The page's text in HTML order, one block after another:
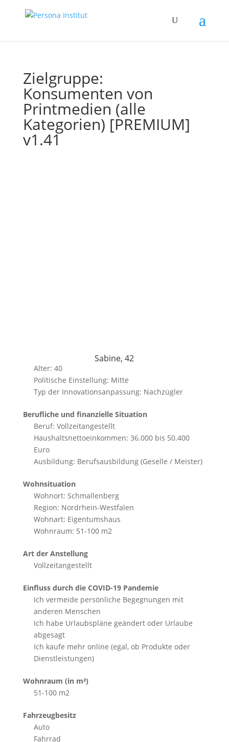
Zielgruppe:
Konsumenten von
Printmedien (alle
Kategorien) [PREMIUM]
v1.41
Sabine, 42
Alter: 40
Politische Einstellung: Mitte
Typ der Innovationsanpassung: Nachzügler
Berufliche und finanzielle Situation
Beruf: Vollzeitangestellt
Haushaltsnettoeinkommen: 36.000 bis 50.400
Euro
Ausbildung: Berufsausbildung (Geselle / Meister)
Wohnsituation
Wohnort: Schmallenberg
Region: Nordrhein-Westfalen
Wohnart: Eigentumshaus
Wohnraum: 51-100 m2
Art der Anstellung
Vollzeitangestellt
Einfluss durch die COVID-19 Pandemie
Ich vermeide persönliche Begegnungen mit
anderen Menschen
Ich habe Urlaubspläne geändert oder Urlaube
abgesagt
Ich kaufe mehr online (egal, ob Produkte oder
Dienstleistungen)
Wohnraum (in m²)
51-100 m2
Fahrzeugbesitz
Auto
Fahrrad